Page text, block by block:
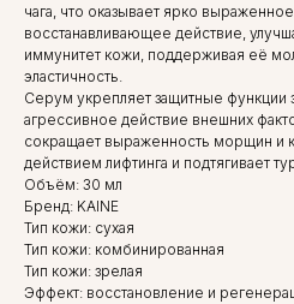
чага, что оказывает ярко
восстанавливающее действие,
иммунитет кожи, поддерживая её
эластичность.
Серум укрепляет защитные функции
агрессивное действие внешних
сокращает выраженность морщин и
действием лифтинга и подтягивает
Объём: 30 мл
Бренд: KAINE
Тип кожи: сухая
Тип кожи: комбинированная
Тип кожи: зрелая
Эффект: восстановление и